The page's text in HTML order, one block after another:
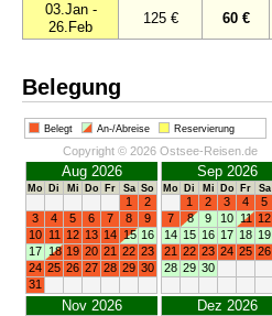
03.Jan -
26.Feb
125 € 60 €
Belegung
Belegt An-/Abreise Reservierung
Copyright © 2026 Ostsee-Reisen.de
Aug 2026
Mo Di Mi Do Fr Sa So
1
2
3
4 5 6 7 8
9
10 11 12 13 14 15 16
17 18 19 20 21 22 23
24 25 26 27 28 29 30
31
Sep 2026
Mo Di Mi Do Fr Sa
1 2 3 4 5
7
8 9 10 11 12
14 15 16 17 18 19
21 22 23 24 25 26
28 29 30
Nov 2026 Dez 2026